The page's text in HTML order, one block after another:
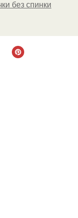
без спинки